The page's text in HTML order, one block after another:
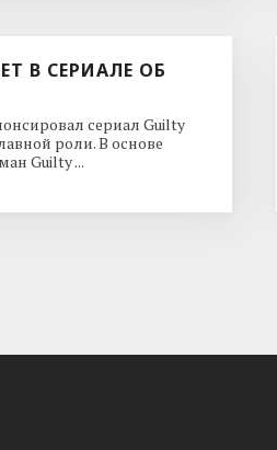
В СЕРИАЛЕ ОБ
сериал Guilty
роли. В основе
Guilty ...